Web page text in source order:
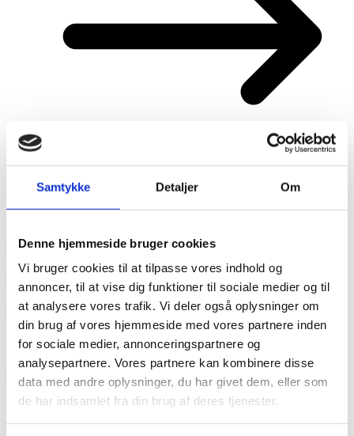
Samtykke Detaljer Om
Denne hjemmeside bruger cookies
Vi bruger cookies til at tilpasse vores indhold og
annoncer, til at vise dig funktioner til sociale medier og til
at analysere vores trafik. Vi deler også oplysninger om
din brug af vores hjemmeside med vores partnere inden
for sociale medier, annonceringspartnere og
analysepartnere. Vores partnere kan kombinere disse
data med andre oplysninger, du har givet dem, eller som
de har indsamlet fra din brug af deres tjenester.
Del dette indlæg:
annonce
annonce
Like us
RAINBOW BUSINESS DENMARK